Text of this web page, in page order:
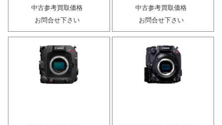
中古参考買取価格
お問合せ下さい
中古参考買取価格
お問合せ下さい